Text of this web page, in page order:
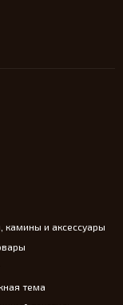
камины и аксессуары
тема